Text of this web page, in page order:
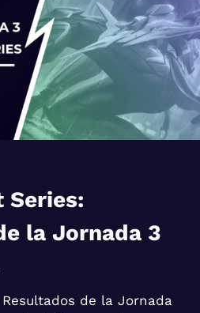
la Jornada 3
de la Jornada